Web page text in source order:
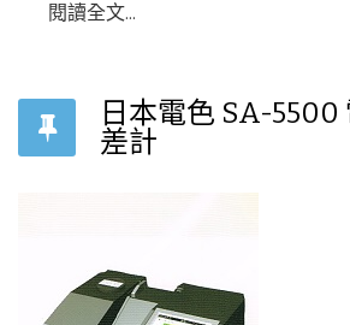
閱讀全文...
日本電色 SA-5500
差計